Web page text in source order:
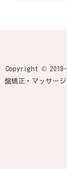
Copyright © 2019-
盤矯正・マッサー